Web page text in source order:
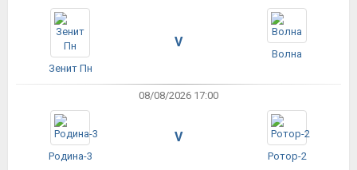
Зенит Пн
V
Волна
08/08/2026 17:00
Родина-3
V
Ротор-2